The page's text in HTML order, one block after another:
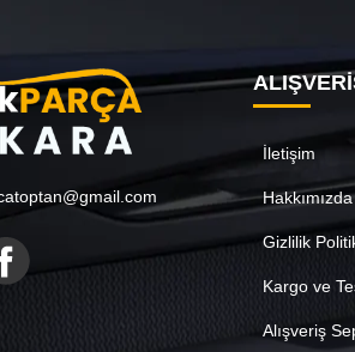
İletişim
Hakkımızda
Gizlilik
Kargo ve
Alışveriş